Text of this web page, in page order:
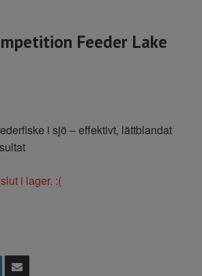
Feeder Lake
i sjö – effektivt, lättblandat
i lager. :(